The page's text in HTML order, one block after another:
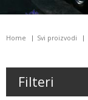
Home Svi proizvodi
Filteri